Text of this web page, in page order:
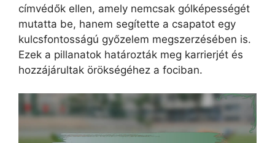
címvédők ellen, amely nemcsak gólképességét
mutatta be, hanem segítette a csapatot egy
kulcsfontosságú győzelem megszerzésében is.
Ezek a pillanatok határozták meg karrierjét és
hozzájárultak örökségéhez a fociban.